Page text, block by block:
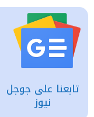
تابعنا على جوجل
نيوز